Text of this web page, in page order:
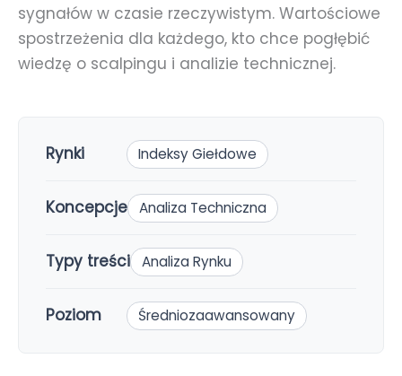
sygnałów w czasie rzeczywistym. Wartościowe
spostrzeżenia dla każdego, kto chce pogłębić
wiedzę o scalpingu i analizie technicznej.
Rynki Indeksy Giełdowe
Koncepcje Analiza Techniczna
Typy treści Analiza Rynku
Poziom Średniozaawansowany